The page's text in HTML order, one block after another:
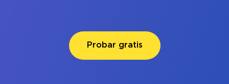
Probar gratis